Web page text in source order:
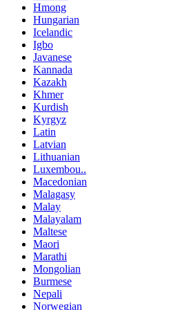
Hmong
Hungarian
Icelandic
Igbo
Javanese
Kannada
Kazakh
Khmer
Kurdish
Kyrgyz
Latin
Latvian
Lithuanian
Luxembou..
Macedonian
Malagasy
Malay
Malayalam
Maltese
Maori
Marathi
Mongolian
Burmese
Nepali
Norwegian